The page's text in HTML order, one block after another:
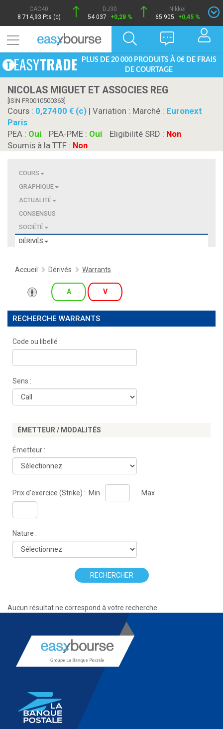
CAC40
8 714,93 Pts (c)
DJ30
54 037
+0,28 %
Nikkei
65 905
+0,45 %
PLUS DE 20 000 PRODUITS À 0€ DE FRAIS
DE COURTAGE
NICOLAS MIGUET ET ASSOCIES REG
[ISIN FR0010500363]
Cours : 0,27400 € (c) | Variation : Marché : Euronext
Paris
PEA : Oui PEA-PME : Oui Eligibilité SRD : Non
Soumis à la TTF : Non
COURS
GRAPHIQUE
ACTUALITÉ
CONSENSUS
SOCIÉTÉ
DÉRIVÉS
Accueil Dérivés Warrants
A V
RECHERCHE WARRANTS
Code ou libellé :
Sens :
ÉMETTEUR / MODALITÉS
Émetteur :
Prix d'exercice (Strike) : Min Max
Nature :
RECHERCHER
Aucun résultat ne correspond à votre recherche.